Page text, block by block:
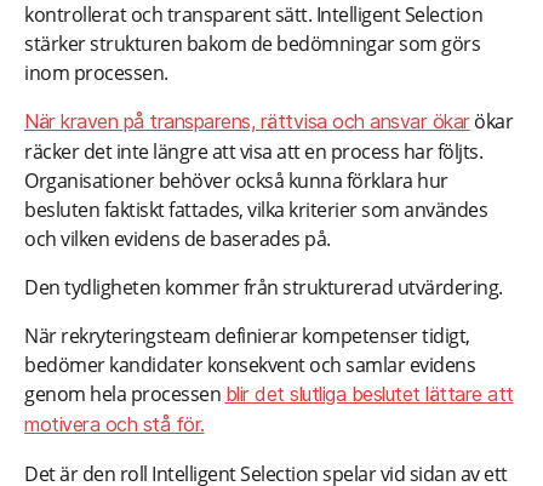
kontrollerat och transparent sätt. Intelligent Selection
stärker strukturen bakom de bedömningar som görs
inom processen.
När kraven på transparens, rättvisa och ansvar ökarökar
räcker det inte längre att visa att en process har följts.
Organisationer behöver också kunna förklara hur
besluten faktiskt fattades, vilka kriterier som användes
och vilken evidens de baserades på.
Den tydligheten kommer från strukturerad utvärdering.
När rekryteringsteam definierar kompetenser tidigt,
bedömer kandidater konsekvent och samlar evidens
genom hela processen blir det slutliga beslutet lättare att
motivera och stå för.
Det är den roll Intelligent Selection spelar vid sidan av ett